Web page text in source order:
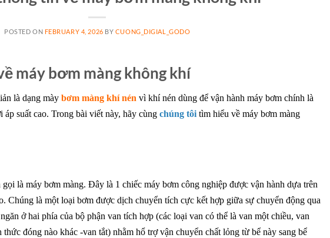
POSTED ON FEBRUARY 4, 2026 BY CUONG_DIGIAL_GODO
máy bơm màng không khí
là dạng mày bơm màng khí nén vì khí nén dùng để vận hành máy bơm chính là
suất cao. Trong bài viết này, hãy cùng chúng tôi tìm hiểu về máy bơm màng
là máy bơm màng. Đây là 1 chiếc máy bơm công nghiệp được vận hành dựa trên
Chúng là một loại bơm được dịch chuyển tích cực kết hợp giữa sự chuyển động qua
ở hai phía của bộ phận van tích hợp (các loại van có thể là van một chiều, van
đóng nào khác -van tắt) nhằm hổ trợ vận chuyển chất lỏng từ bể này sang bể